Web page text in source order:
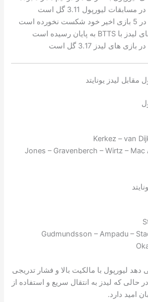
لیورپول 3.11 گل است
است
های لیدز 3.17 گل است
مقابل لیدز یونایتد
Kerkez – van
Jones – Gravenberch – Wirtz – Mac
Gudmundsson – Ampadu –
لیورپول با مالکیت بالا و فشار تدریجی
حالی که لیدز به انتقال سریع و استفاده از
امید دارد.